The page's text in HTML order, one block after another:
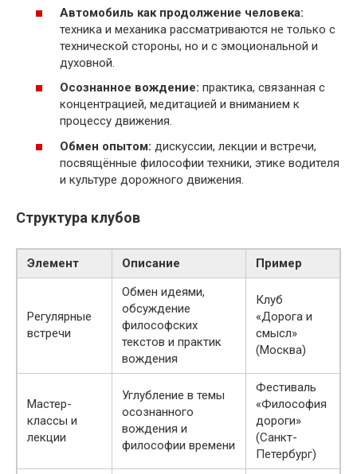
Автомобиль как продолжение человека:
техника и механика рассматриваются не только с
технической стороны, но и с эмоциональной и
духовной.
Осознанное вождение: практика, связанная с
концентрацией, медитацией и вниманием к
процессу движения.
Обмен опытом: дискуссии, лекции и встречи,
посвящённые философии техники, этике водителя
и культуре дорожного движения.
Структура клубов
Элемент Описание Пример
Регулярные
встречи
Обмен идеями,
обсуждение
философских
текстов и практик
вождения
Клуб
«Дорога и
смысл»
(Москва)
Мастер-
классы и
лекции
Углубление в темы
осознанного
вождения и
философии времени
Фестиваль
«Философия
дороги»
(Санкт-
Петербург)